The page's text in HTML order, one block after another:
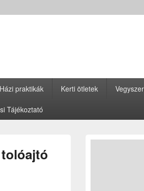
Házi praktikák Kerti ötletek
Tájékoztató
Primary